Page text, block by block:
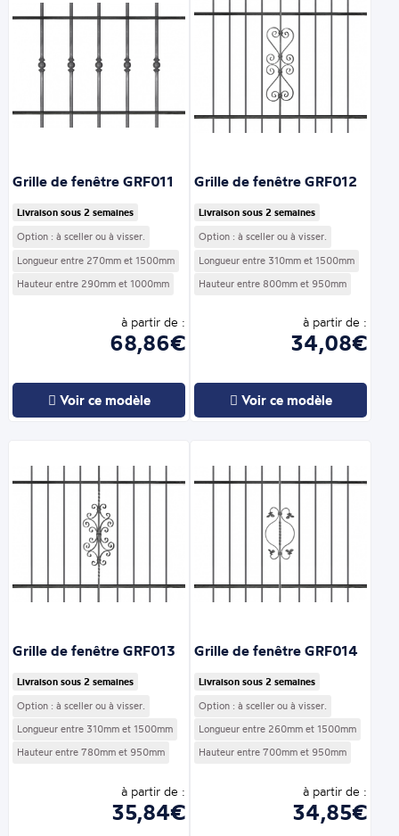
Grille de fenêtre GRF011
Livraison sous 2 semaines
Option : à sceller ou à visser.
Longueur entre 270mm et 1500mm
Hauteur entre 290mm et 1000mm
à partir de :
68,86€
Voir ce modèle
Grille de fenêtre GRF012
Livraison sous 2 semaines
Option : à sceller ou à visser.
Longueur entre 310mm et 1500mm
Hauteur entre 800mm et 950mm
à partir de :
34,08€
Voir ce modèle
Grille de fenêtre GRF013
Livraison sous 2 semaines
Option : à sceller ou à visser.
Longueur entre 310mm et 1500mm
Hauteur entre 780mm et 950mm
à partir de :
35,84€
Grille de fenêtre GRF014
Livraison sous 2 semaines
Option : à sceller ou à visser.
Longueur entre 260mm et 1500mm
Hauteur entre 700mm et 950mm
à partir de :
34,85€